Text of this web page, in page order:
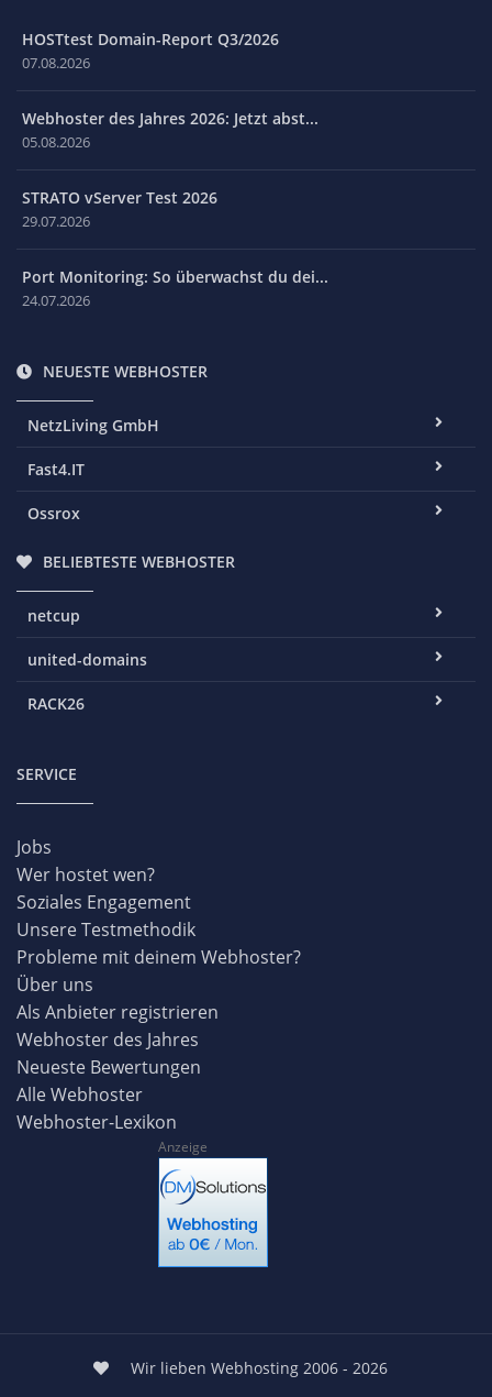
HOSTtest Domain-Report Q3/2026
07.08.2026
Webhoster des Jahres 2026: Jetzt abst...
05.08.2026
STRATO vServer Test 2026
29.07.2026
Port Monitoring: So überwachst du dei...
24.07.2026
NEUESTE WEBHOSTER
NetzLiving GmbH
Fast4.IT
Ossrox
BELIEBTESTE WEBHOSTER
netcup
united-domains
RACK26
SERVICE
Jobs
Wer hostet wen?
Soziales Engagement
Unsere Testmethodik
Probleme mit deinem Webhoster?
Über uns
Als Anbieter registrieren
Webhoster des Jahres
Neueste Bewertungen
Alle Webhoster
Webhoster-Lexikon
Anzeige
Wir lieben Webhosting 2006 - 2026